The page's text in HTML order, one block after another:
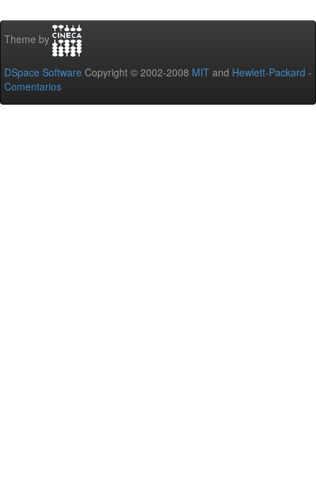
Theme by
DSpace Software Copyright © 2002-2008 MIT and Hewlett-Packard -
Comentarios